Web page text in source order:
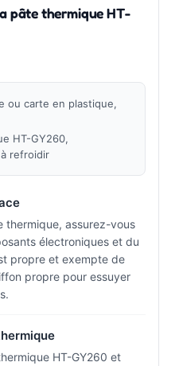
pâte thermique HT-
ou carte en plastique,
HT-GY260,
refroidir
thermique, assurez-vous
électroniques et du
propre et exempte de
propre pour essuyer
HT-GY260 et